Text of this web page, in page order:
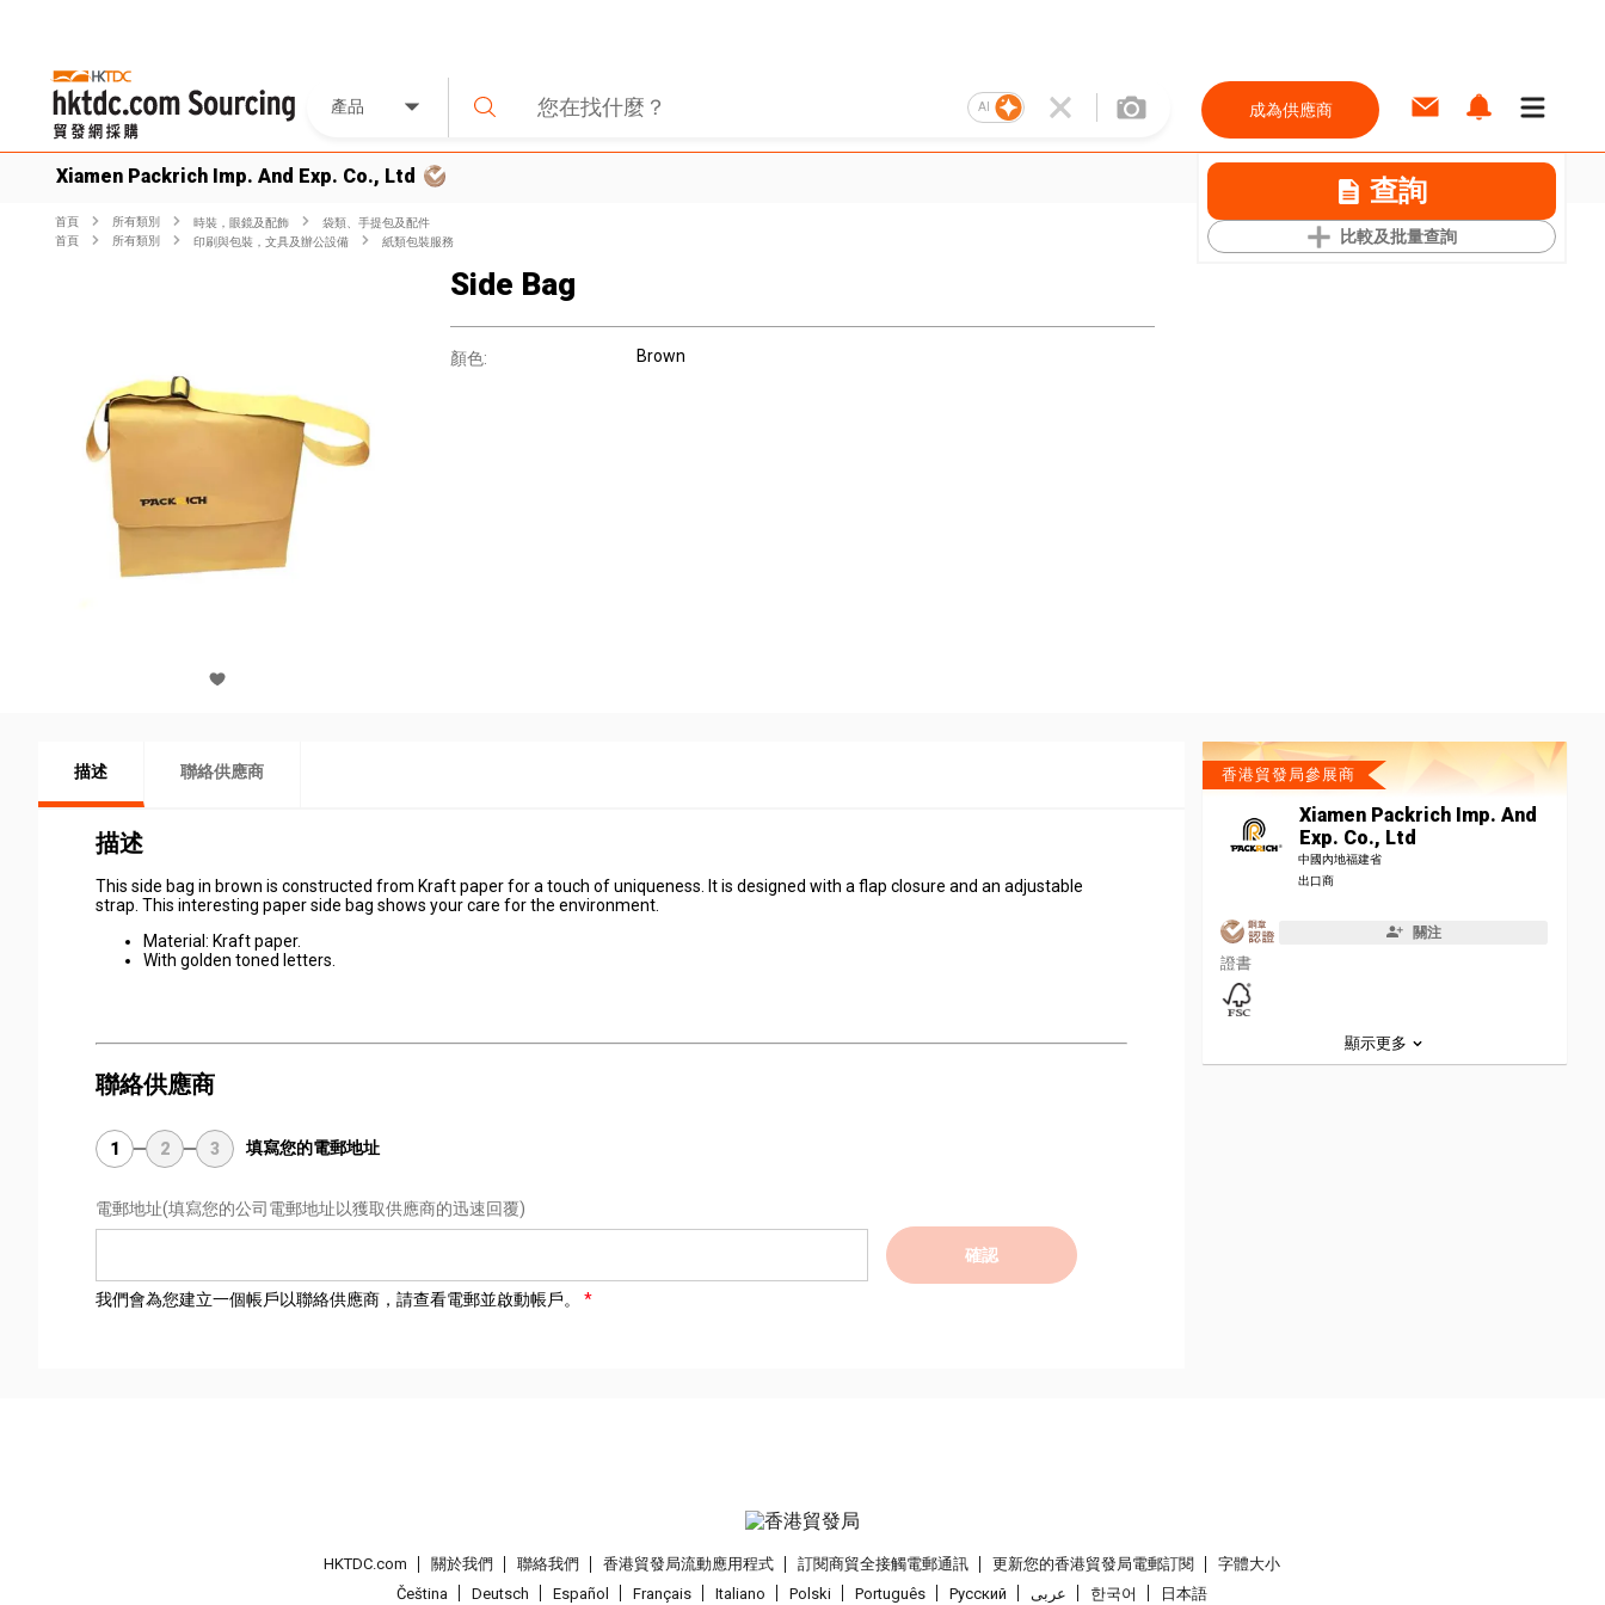
產品 AI 成為供應商
Xiamen Packrich Imp. And Exp. Co., Ltd 查詢
比較及批量查詢
首頁 所有類別 時裝，眼鏡及配飾
袋類、手提包及配件
首頁
所有類別 印刷與包裝，文具及辦公設備 紙類包裝服務
Side Bag
顏色: Brown
描述 聯絡供應商
描述
This side bag in brown is constructed from Kraft paper for a touch of uniqueness. It is designed with a flap closure and an adjustable
strap. This interesting paper side bag shows your care for the environment.
Material: Kraft paper.
With golden toned letters.
聯絡供應商
1 2 3 填寫您的電郵地址
電郵地址(填寫您的公司電郵地址以獲取供應商的迅速回覆)
確認
我們會為您建立一個帳戶以聯絡供應商，請查看電郵並啟動帳戶。
香港貿發局參展商
Xiamen Packrich Imp. And
Exp. Co., Ltd
中國內地福建省
出口商
關注
證書
顯示更多
HKTDC.com 關於我們 聯絡我們 香港貿發局流動應用程式 訂閱商貿全接觸電郵通訊 更新您的香港貿發局電郵訂閱
字體大小
Čeština
Deutsch Español Français Italiano Polski Português Pусский عربى 한국어 日本語